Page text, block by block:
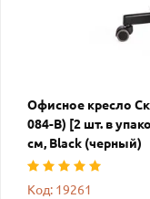
Офисное кресло
084-B) [2 шт. в
см, Black (черный)
Код: 19261